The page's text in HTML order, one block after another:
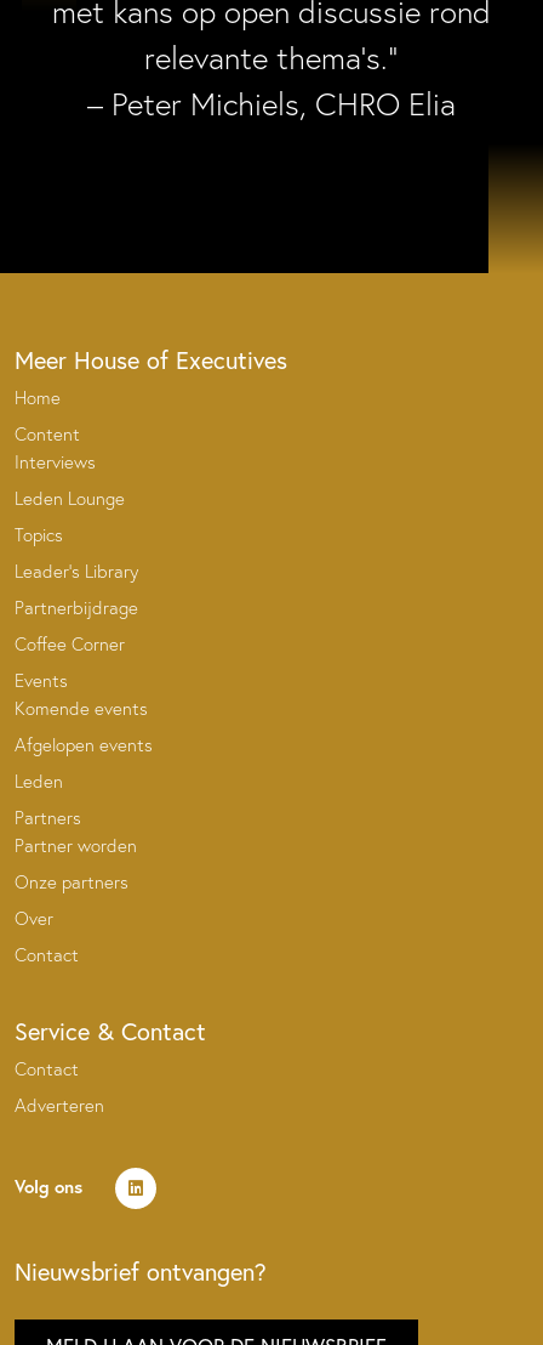
met kans op open discussie rond
relevante thema’s.”
– Peter Michiels, CHRO Elia
Meer House of Executives
Home
Content
Interviews
Leden Lounge
Topics
Leader’s Library
Partnerbijdrage
Coffee Corner
Events
Komende events
Afgelopen events
Leden
Partners
Partner worden
Onze partners
Over
Contact
Service & Contact
Contact
Adverteren
Volg ons
Nieuwsbrief ontvangen?